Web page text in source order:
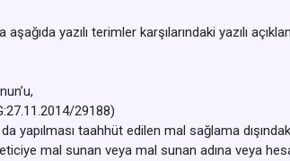
yazılı terimler karşılarındaki yazılı
29188)
yapılması taahhüt edilen mal sağlama
mal sunan veya mal sunan adına veya